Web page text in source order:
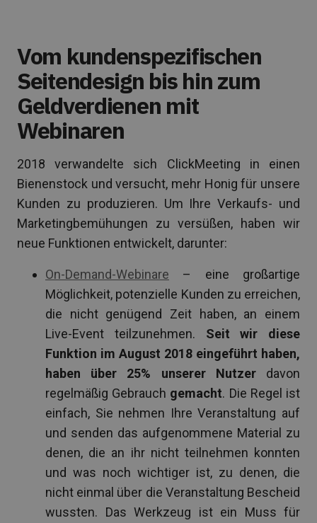
Vom kundenspezifischen
Seitendesign bis hin zum
Geldverdienen mit
Webinaren
2018 verwandelte sich ClickMeeting in einen
Bienenstock und versucht, mehr Honig für unsere
Kunden zu produzieren. Um Ihre Verkaufs- und
Marketingbemühungen zu versüßen, haben wir
neue Funktionen entwickelt, darunter:
On-Demand-Webinare – eine großartige
Möglichkeit, potenzielle Kunden zu erreichen,
die nicht genügend Zeit haben, an einem
Live-Event teilzunehmen. Seit wir diese
Funktion im August 2018 eingeführt haben,
haben über 25% unserer Nutzer davon
regelmäßig Gebrauch gemacht. Die Regel ist
einfach, Sie nehmen Ihre Veranstaltung auf
und senden das aufgenommene Material zu
denen, die an ihr nicht teilnehmen konnten
und was noch wichtiger ist, zu denen, die
nicht einmal über die Veranstaltung Bescheid
wussten. Das Werkzeug ist ein Muss für